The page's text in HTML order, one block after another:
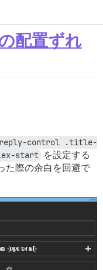
配置ずれ
control .title-
start を設定する
た際の余白を回避で